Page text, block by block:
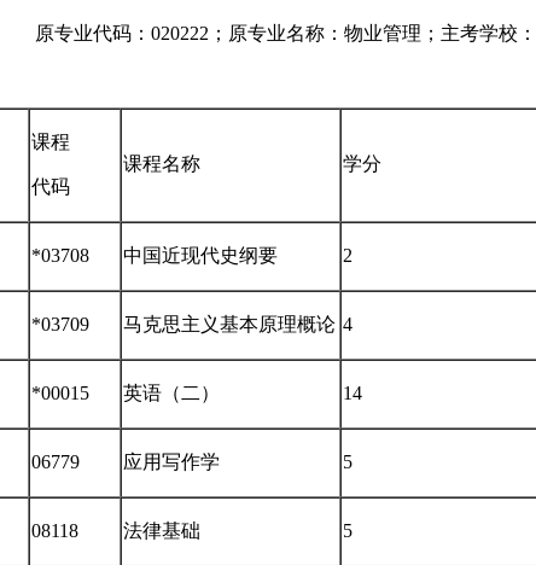
原专业代码：020222；原专业名称：物业管理；主考学校：
课程
代码
课程名称 学分
*03708 中国近现代史纲要 2
*03709 马克思主义基本原理概论 4
*00015 英语（二） 14
06779 应用写作学 5
08118 法律基础 5